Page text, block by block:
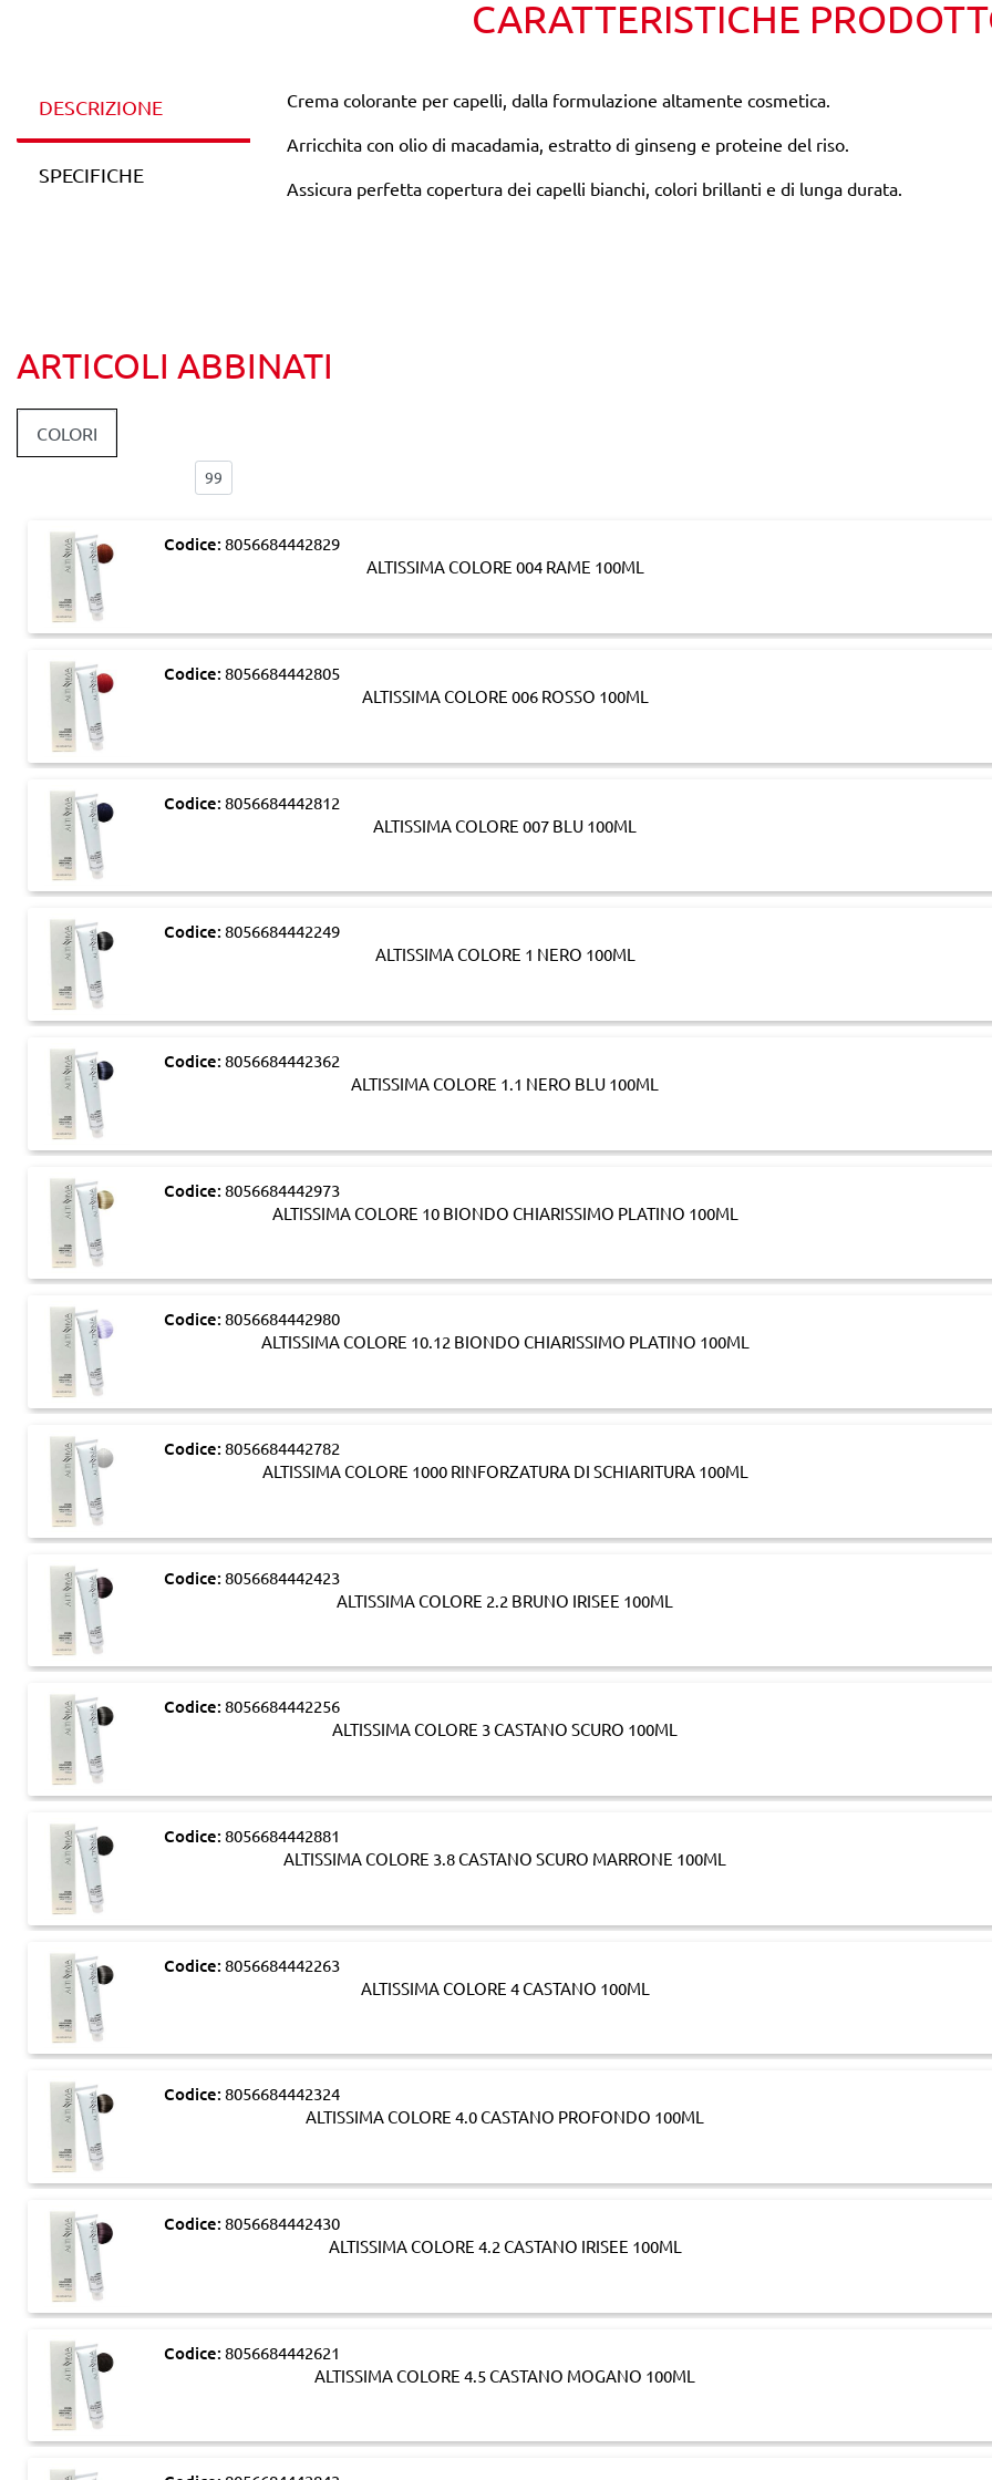
CARATTERISTICHE
DESCRIZIONE
SPECIFICHE
Crema colorante per capelli, dalla formulazione altamente cosmetica.
Arricchita con olio di macadamia, estratto di ginseng e proteine del riso.
Assicura perfetta copertura dei capelli bianchi, colori brillanti e di lunga durata.
ARTICOLI ABBINATI
COLORI
Codice: 8056684442829
ALTISSIMA COLORE 004 RAME 100ML
Codice: 8056684442805
ALTISSIMA COLORE 006 ROSSO 100ML
Codice: 8056684442812
ALTISSIMA COLORE 007 BLU 100ML
Codice: 8056684442249
ALTISSIMA COLORE 1 NERO 100ML
Codice: 8056684442362
ALTISSIMA COLORE 1.1 NERO BLU 100ML
Codice: 8056684442973
ALTISSIMA COLORE 10 BIONDO CHIARISSIMO PLATINO 100ML
Codice: 8056684442980
ALTISSIMA COLORE 10.12 BIONDO CHIARISSIMO PLATINO 100ML
Codice: 8056684442782
ALTISSIMA COLORE 1000 RINFORZATURA DI SCHIARITURA 100ML
Codice: 8056684442423
ALTISSIMA COLORE 2.2 BRUNO IRISEE 100ML
Codice: 8056684442256
ALTISSIMA COLORE 3 CASTANO SCURO 100ML
Codice: 8056684442881
ALTISSIMA COLORE 3.8 CASTANO SCURO MARRONE 100ML
Codice: 8056684442263
ALTISSIMA COLORE 4 CASTANO 100ML
Codice: 8056684442324
ALTISSIMA COLORE 4.0 CASTANO PROFONDO 100ML
Codice: 8056684442430
ALTISSIMA COLORE 4.2 CASTANO IRISEE 100ML
Codice: 8056684442621
ALTISSIMA COLORE 4.5 CASTANO MOGANO 100ML